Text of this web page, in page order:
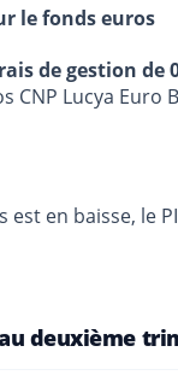
le fonds euros
de gestion de
Lucya Euro
en baisse, le
au deuxième